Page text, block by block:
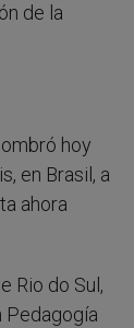
de la
hoy
en Brasil, a
ahora
Rio do Sul,
Pedagogía